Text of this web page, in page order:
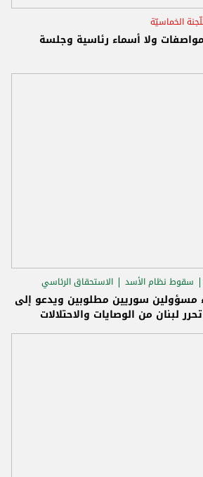
الخماسيّة
ولا أسماء رئاسية وجلسة
سقوط نظام الأسد الاستحقاق الرئاسي
مسؤولين سوريين مطلوبين ويدعو إلى
لبنان من الوصايات والاحتلالات